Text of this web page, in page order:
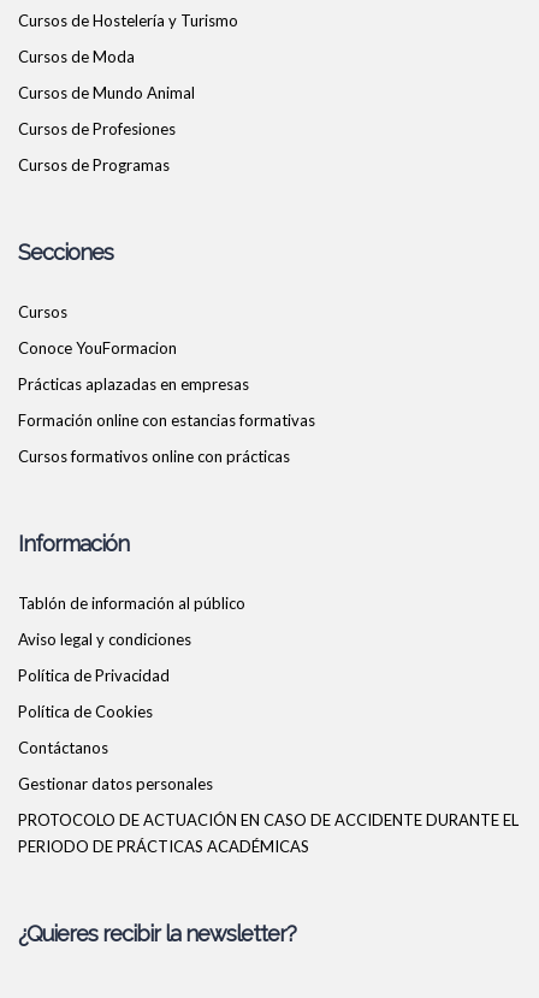
Cursos de Hostelería y Turismo
Cursos de Moda
Cursos de Mundo Animal
Cursos de Profesiones
Cursos de Programas
Secciones
Cursos
Conoce YouFormacion
Prácticas aplazadas en empresas
Formación online con estancias formativas
Cursos formativos online con prácticas
Información
Tablón de información al público
Aviso legal y condiciones
Política de Privacidad
Política de Cookies
Contáctanos
Gestionar datos personales
PROTOCOLO DE ACTUACIÓN EN CASO DE ACCIDENTE DURANTE EL
PERIODO DE PRÁCTICAS ACADÉMICAS
¿Quieres recibir la newsletter?